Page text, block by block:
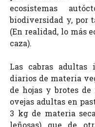
ecosistemas
biodiversidad y, por
(En realidad, lo más
caza).
Las cabras
diarios de materia
de hojas y brotes
ovejas adultas en
3 kg de materia
leñosas) que de